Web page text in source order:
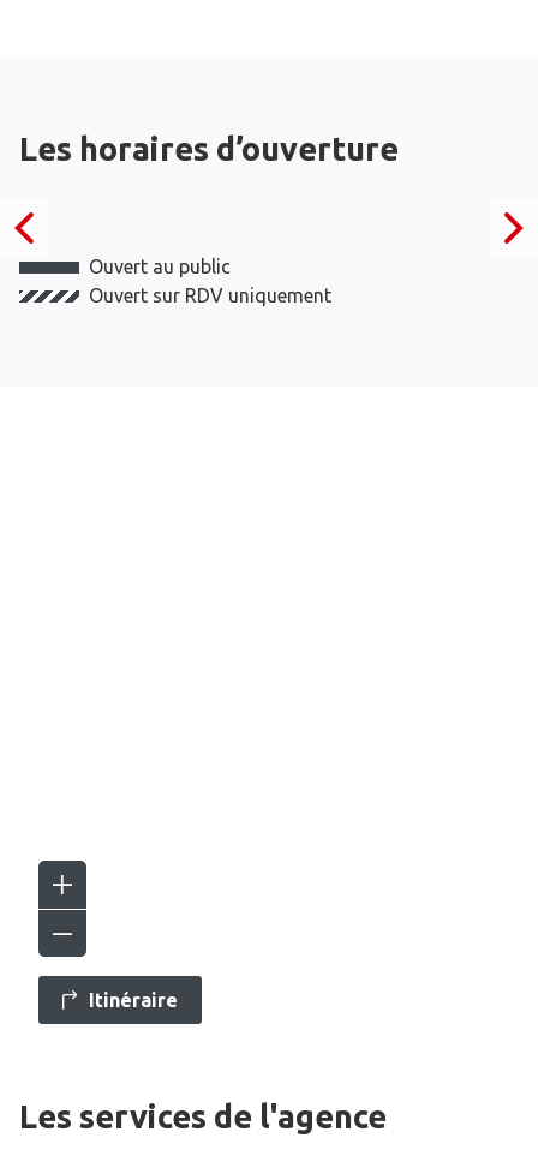
Les horaires d’ouverture
Ouvert au public
Ouvert sur RDV uniquement
Itinéraire
Les services de l'agence